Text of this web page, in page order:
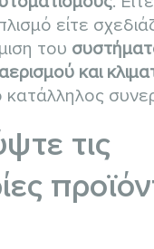
είτε
του
και
κατάλληλος
τις